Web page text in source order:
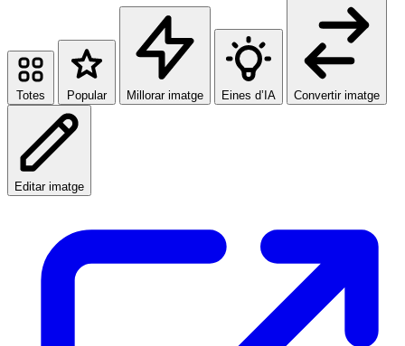
Totes Popular Millorar imatge Eines d’IA Convertir imatge
Editar imatge